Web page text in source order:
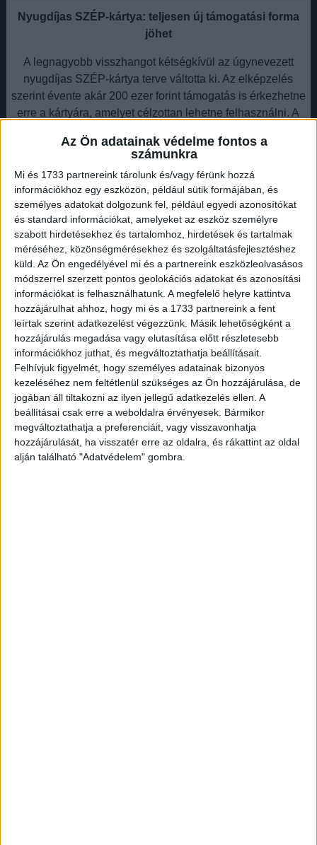
Az Ön adatainak védelme fontos a
számunkra
Mi és 1733 partnereink tárolunk és/vagy férünk hozzá
információkhoz egy eszközön, például sütik formájában, és
személyes adatokat dolgozunk fel, például egyedi azonosítókat
és standard információkat, amelyeket az eszköz személyre
szabott hirdetésekhez és tartalomhoz, hirdetések és tartalmak
méréséhez, közönségmérésekhez és szolgáltatásfejlesztéshez
küld. Az Ön engedélyével mi és a partnereink eszközleolvasásos
módszerrel szerzett pontos geolokációs adatokat és azonosítási
információkat is felhasználhatunk. A megfelelő helyre kattintva
hozzájárulhat ahhoz, hogy mi és a 1733 partnereink a fent
leírtak szerint adatkezelést végezzünk. Másik lehetőségként a
hozzájárulás megadása vagy elutasítása előtt részletesebb
információkhoz juthat, és megváltoztathatja beállításait.
Felhívjuk figyelmét, hogy személyes adatainak bizonyos
kezeléséhez nem feltétlenül szükséges az Ön hozzájárulása, de
jogában áll tiltakozni az ilyen jellegű adatkezelés ellen. A
beállításai csak erre a weboldalra érvényesek. Bármikor
megváltoztathatja a preferenciáit, vagy visszavonhatja
hozzájárulását, ha visszatér erre az oldalra, és rákattint az oldal
alján található "Adatvédelem" gombra.
Nyugdíjas SZÉP-kártya: teljesen új támogatási forma
jöhet
A legnagyobb visszhangot kétségkívül az úgynevezett
nyugdíjas SZÉP-kártya terve váltotta ki. Az elképzelés
szerint évente akár 200 ezer forint támogatás is érkezhetne
erre a kártyára, amelyet célzottan lehetne felhasználni. A
ezúttal kifejezetten az idősek igényeire szabva. Bár a
körvonalazódik, hogy a támogatás többféle területen is
felhasználható lenne, például élelmiszervásárlásra,
különféle szolgáltatásokra vagy akár rekreációs
kiadásokra.
Hirdetés
Ha ez a konstrukció valóban megvalósul, akkor az első
olyan, kifejezetten nyugdíjasoknak szánt célzott támogatási
forma jöhet létre Magyarországon, amely nemcsak pénzt
adna, hanem annak felhasználását is az idősek
mindennapi életéhez igazítaná.
120 ezer forintos minimum nyugdíj és több sávban
érkező emelések